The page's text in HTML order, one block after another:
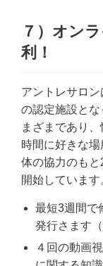
７）オン
利！
アントレサロ
の認定施設と
まざまであり
時間に好きな
体の協力のも
開始しています
最短3週間で
発行さます
４回の動画